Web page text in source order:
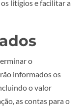
litígios e facilitar a
o
informados os
o valor
as contas para o